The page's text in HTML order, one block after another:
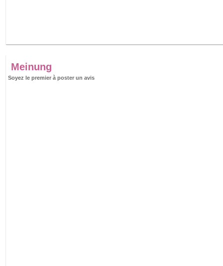
Meinung
Soyez le premier à poster un avis